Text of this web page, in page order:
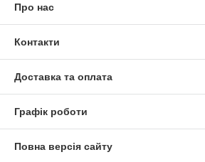
Про нас
Контакти
Доставка та оплата
Графік роботи
Повна версія сайту